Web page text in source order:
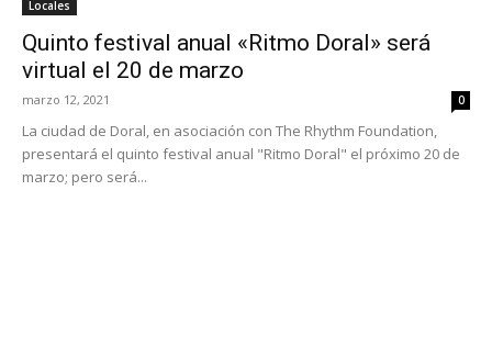
Locales
Quinto festival anual «Ritmo Doral» será
virtual el 20 de marzo
marzo 12, 2021 0
La ciudad de Doral, en asociación con The Rhythm Foundation,
presentará el quinto festival anual "Ritmo Doral" el próximo 20 de
marzo; pero será...